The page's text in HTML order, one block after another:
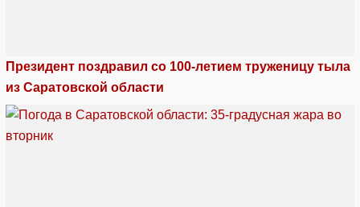
Президент поздравил со 100-летием труженицу тыла
из Саратовской области